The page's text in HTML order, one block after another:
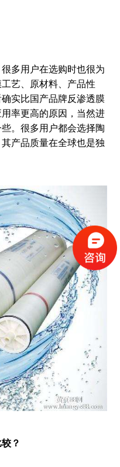
多用户在选购时也很为
艺、原材料、产品性
实比国产品牌反渗透膜
率更高的原因，当然进
。很多用户都会选择陶
产品质量在全球也是独
？